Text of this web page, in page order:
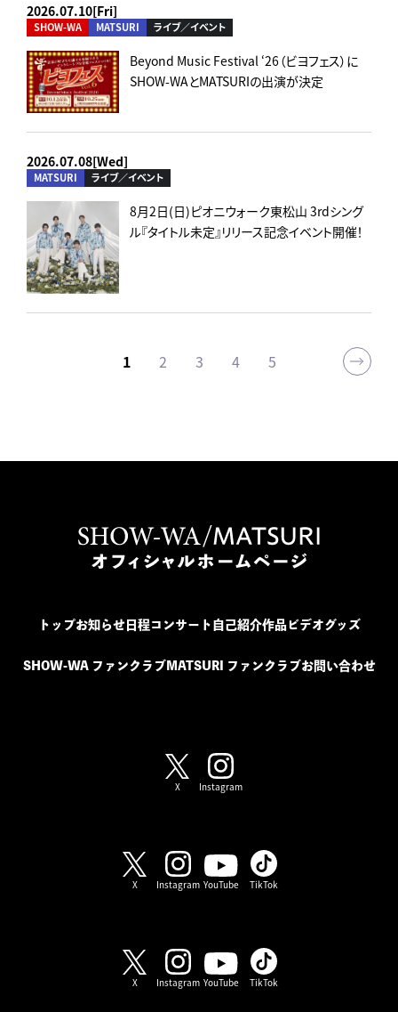
2026.07.10[Fri]
SHOW-WA MATSURI ライブ／イベント
Beyond Music Festival ‘26（ビヨフェス）に
SHOW-WAとMATSURIの出演が決定
2026.07.08[Wed]
MATSURI ライブ／イベント
8月2日(日)ピオニウォーク東松山 3rdシング
ル『タイトル未定』リリース記念イベント開催！
1 2 3 4 5
トップお知らせ日程コンサート 自己紹介作品ビデオグッズ
SHOW-WA ファンクラブ MATSURI ファンクラブ お問い合わせ
X Instagram
X Instagram YouTube TikTok
X Instagram YouTube TikTok